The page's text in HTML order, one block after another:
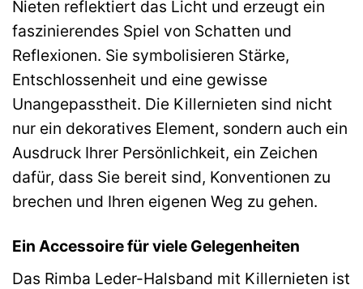
Nieten reflektiert das Licht und erzeugt ein
faszinierendes Spiel von Schatten und
Reflexionen. Sie symbolisieren Stärke,
Entschlossenheit und eine gewisse
Unangepasstheit. Die Killernieten sind nicht
nur ein dekoratives Element, sondern auch ein
Ausdruck Ihrer Persönlichkeit, ein Zeichen
dafür, dass Sie bereit sind, Konventionen zu
brechen und Ihren eigenen Weg zu gehen.
Ein Accessoire für viele Gelegenheiten
Das Rimba Leder-Halsband mit Killernieten ist